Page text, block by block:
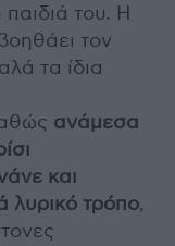
παιδιά του. Η
τον
τα ίδια
ανάμεσα
και
λυρικό τρόπο,